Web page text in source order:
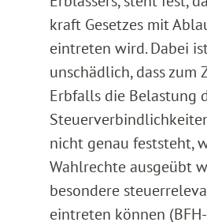
kraft Gesetzes mit
eintreten wird. Dabei
unschädlich, dass zum
Erbfalls die Belastung
nicht genau feststeht,
Wahlrechte ausgeübt
besondere
eintreten können